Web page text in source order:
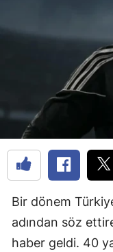
Bir dönem
adından söz
haber geldi. 40